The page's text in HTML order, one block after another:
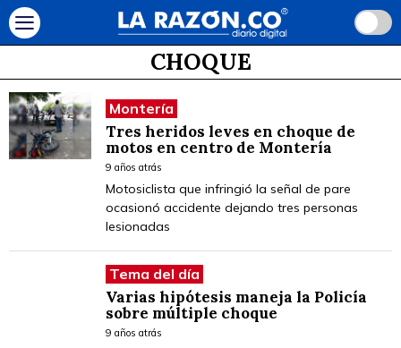
CHOQUE
Montería
Tres heridos leves en choque de
motos en centro de Montería
9 años atrás
Motosiclista que infringió la señal de pare
ocasionó accidente dejando tres personas
lesionadas
Tema del día
Varias hipótesis maneja la Policía
sobre múltiple choque
9 años atrás